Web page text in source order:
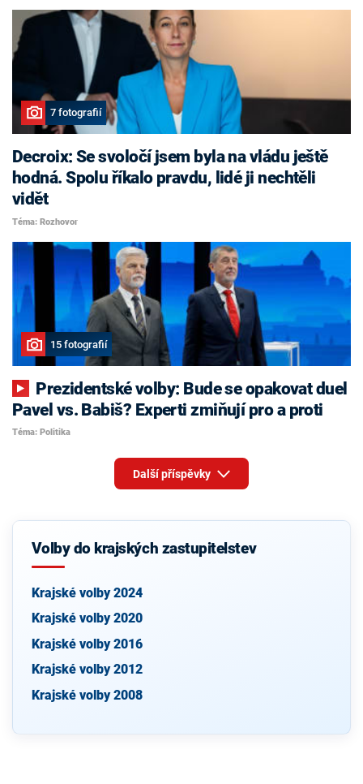
7 fotografií
Decroix: Se svoločí jsem byla na vládu ještě
hodná. Spolu říkalo pravdu, lidé ji nechtěli
vidět
Téma: Rozhovor
15 fotografií
Pavel vs. Babiš? Experti zmiňují pro a proti
Téma: Politika
Další příspěvky
Volby do krajských zastupitelstev
Krajské volby 2024
Krajské volby 2020
Krajské volby 2016
Krajské volby 2012
Krajské volby 2008